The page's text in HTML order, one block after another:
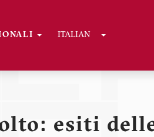
ITALIAN Toggle
esiti